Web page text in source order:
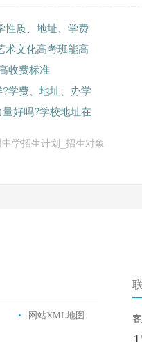
性质、地址、学费
术文化高考班能高
收费标准
学费、地址、办学
好吗?学校地址在
学招生计划_招生对象
• 网站XML地图